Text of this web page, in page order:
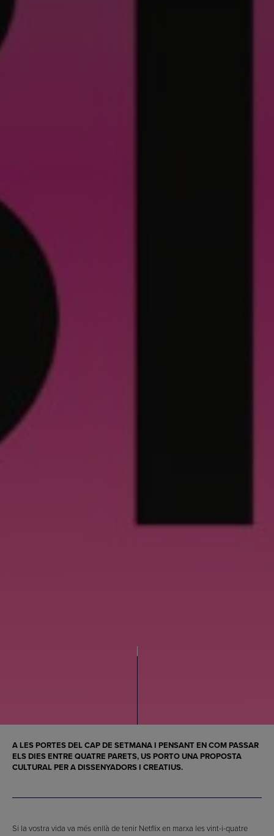
A LES PORTES DEL CAP DE SETMANA I PENSANT EN COM PASSAR
ELS DIES ENTRE QUATRE PARETS, US PORTO UNA PROPOSTA
CULTURAL PER A DISSENYADORS I CREATIUS.
Si la vostra vida va més enllà de tenir Netflix en marxa les vint-i-quatre